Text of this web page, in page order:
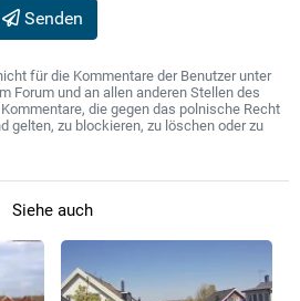
Senden
für die Kommentare der Benutzer unter
Forum und an allen anderen Stellen des
die gegen das polnische Recht
gelten, zu blockieren, zu löschen oder zu
Siehe auch